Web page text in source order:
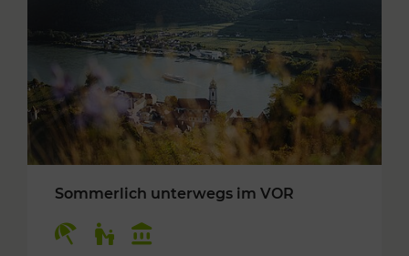
Sommerlich unterwegs im VOR